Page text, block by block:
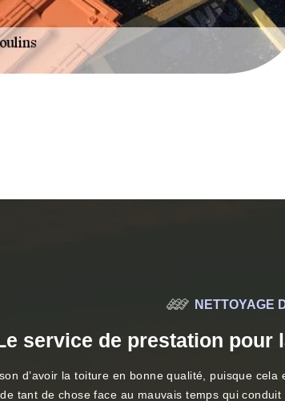
NETTOYAGE
service de prestation pour
d’avoir la toiture en bonne qualité, puisque
tant de chose face au mauvais temps qui